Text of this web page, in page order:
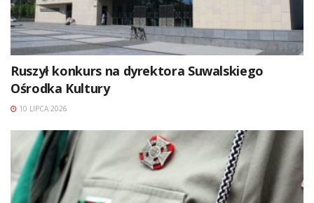
Ruszył konkurs na dyrektora Suwalskiego
Ośrodka Kultury
10 LIPCA 2026